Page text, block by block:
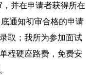
在申请者获得所在
通知初审合格的申请
取；我所为参加面试
程硬座路费，免费安